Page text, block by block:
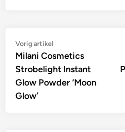
Bericht
navigatie
Vorig artikelVorig
artikel:
Milani Cosmetics
Strobelight Instant
Glow Powder ‘Moon
Glow’